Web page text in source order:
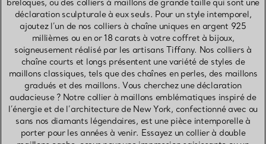
breloques, ou des colliers à maillons de grande taille qui sont une
déclaration sculpturale à eux seuls. Pour un style intemporel,
ajoutez l’un de nos colliers à chaîne uniques en argent 925
millièmes ou en or 18 carats à votre coffret à bijoux,
soigneusement réalisé par les artisans Tiffany. Nos colliers à
chaîne courts et longs présentent une variété de styles de
maillons classiques, tels que des chaînes en perles, des maillons
gradués et des maillons. Vous cherchez une déclaration
audacieuse ? Notre collier à maillons emblématiques inspiré de
l’énergie et de l’architecture de New York, confectionné avec ou
sans nos diamants légendaires, est une pièce intemporelle à
porter pour les années à venir. Essayez un collier à double